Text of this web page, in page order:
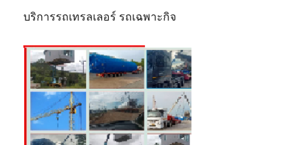
บริการรถเทรลเลอร์ รถเฉพาะกิจ